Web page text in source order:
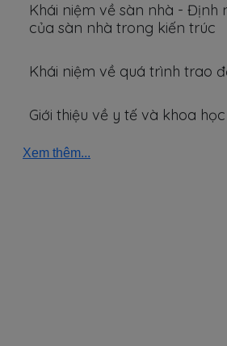
Khái niệm về sàn nhà - Định
của sàn nhà trong kiến trúc
Khái niệm về quá trình trao
Giới thiệu về y tế và khoa học
Xem thêm...